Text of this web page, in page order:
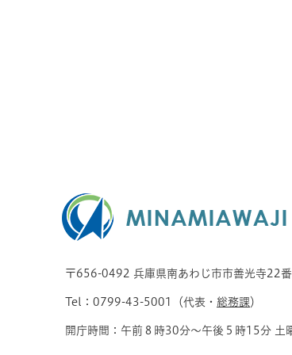
〒656-0492 兵庫県南あわじ市市善光寺22番
Tel：0799-43-5001（代表・ 総務課）
開庁時間：午前８時30分～午後５時15分 土